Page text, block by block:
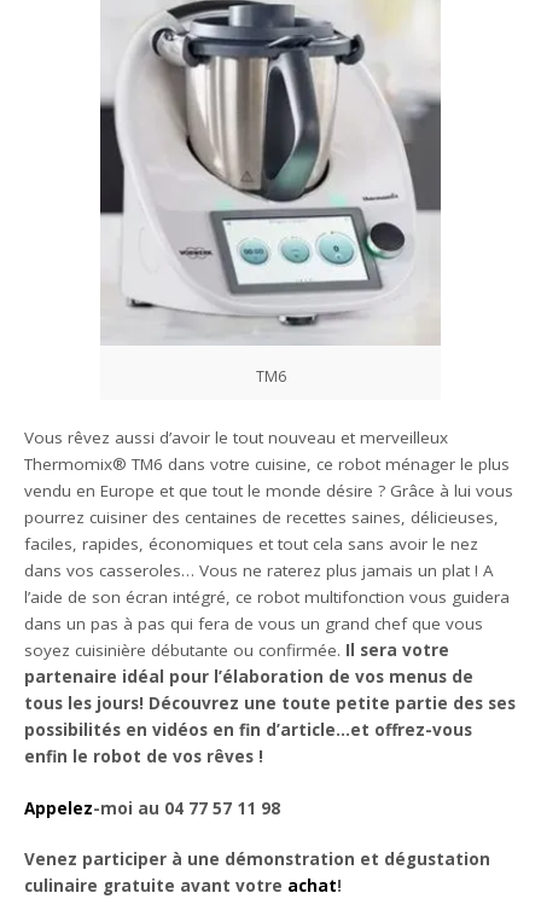
TM6
Vous rêvez aussi d’avoir le tout nouveau et merveilleux
Thermomix® TM6 dans votre cuisine, ce robot ménager le plus
vendu en Europe et que tout le monde désire ? Grâce à lui vous
pourrez cuisiner des centaines de recettes saines, délicieuses,
faciles, rapides, économiques et tout cela sans avoir le nez
dans vos casseroles… Vous ne raterez plus jamais un plat ! A
l’aide de son écran intégré, ce robot multifonction vous guidera
dans un pas à pas qui fera de vous un grand chef que vous
soyez cuisinière débutante ou confirmée. Il sera votre
partenaire idéal pour l’élaboration de vos menus de
tous les jours! Découvrez une toute petite partie des ses
possibilités en vidéos en fin d’article…et offrez-vous
enfin le robot de vos rêves !
Appelez-moi au 04 77 57 11 98
Venez participer à une démonstration et dégustation
culinaire gratuite avant votre achat!